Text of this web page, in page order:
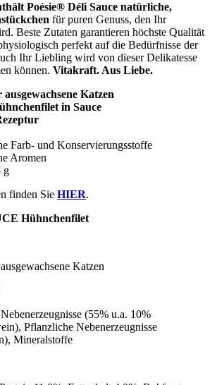
Poésie® Déli Sauce natürliche,
für puren Genuss, den Ihr
Beste Zutaten garantieren höchste Qualität
perfekt auf die Bedürfnisse der
Ihr Liebling wird von dieser Delikatesse
können. Vitakraft. Aus Liebe.
Katzen
in Sauce
Farb- und Konservierungsstoffe
Aromen
g
finden Sie HIER.
Hühnchenfilet
Katzen
(55% u.a. 10%
Pflanzliche Nebenerzeugnisse
Mineralstoffe